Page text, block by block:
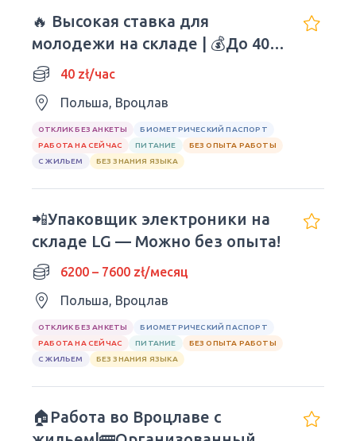
🔥 Высокая ставка для
молодежи на складе | 💰До 40
зл/час нетто
40 zł/час
Польша, Вроцлав
ОТКЛИК БЕЗ АНКЕТЫ
БИОМЕТРИЧЕСКИЙ ПАСПОРТ
РАБОТА НА СЕЙЧАС
ПИТАНИЕ
БЕЗ ОПЫТА РАБОТЫ
С ЖИЛЬЕМ
БЕЗ ЗНАНИЯ ЯЗЫКА
📲Упаковщик электроники на
складе LG — Можно без опыта!
6200 – 7600 zł/месяц
Польша, Вроцлав
ОТКЛИК БЕЗ АНКЕТЫ
БИОМЕТРИЧЕСКИЙ ПАСПОРТ
РАБОТА НА СЕЙЧАС
ПИТАНИЕ
БЕЗ ОПЫТА РАБОТЫ
С ЖИЛЬЕМ
БЕЗ ЗНАНИЯ ЯЗЫКА
🏠Работа во Вроцлаве с